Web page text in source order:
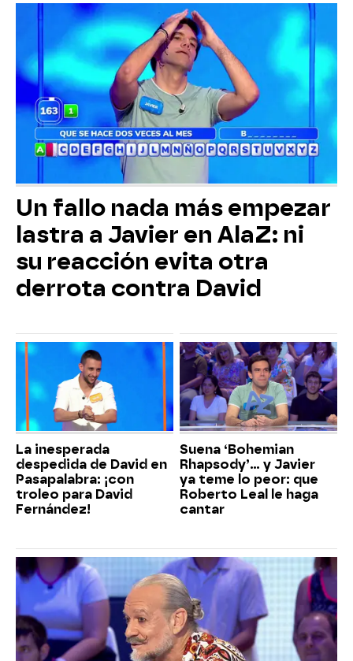
Un fallo nada más empezar
lastra a Javier en AlaZ: ni
su reacción evita otra
derrota contra David
La inesperada
despedida de David en
Pasapalabra: ¡con
troleo para David
Fernández!
Suena ‘Bohemian
Rhapsody’... y Javier
ya teme lo peor: que
Roberto Leal le haga
cantar